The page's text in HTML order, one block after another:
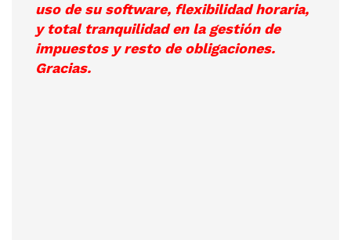
uso de su software, flexibilidad horaria,
y total tranquilidad en la gestión de
impuestos y resto de obligaciones.
Gracias.